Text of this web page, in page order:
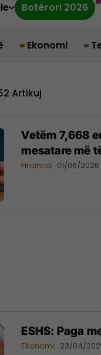
Botërori 2026
Ekonomi
Artikuj
Vetëm 7,668
mesatare më
Financa 01/06/2026
ESHS: Paga
Ekonomi 23/04/